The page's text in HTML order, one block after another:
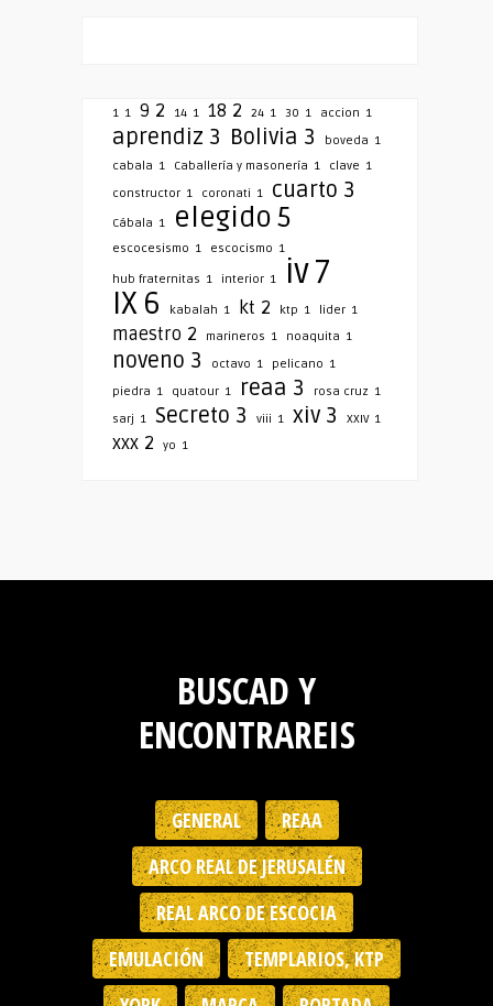
1 1 9 2 14 1 18 2 24 1 30 1 accion 1
aprendiz 3 Bolivia 3 boveda 1
cabala 1 Caballería y masonería 1 clave 1
constructor 1 coronati 1 cuarto 3
Cábala 1 elegido5
escocesismo 1 escocismo 1
hub fraternitas 1 interior 1 iv7
IX 6 kabalah 1 kt 2 ktp 1 lider 1
maestro 2 marineros 1 noaquita 1
noveno 3 octavo 1 pelicano 1
piedra 1 quatour 1 reaa 3 rosa cruz 1
sarj 1 Secreto 3 viii 1 xiv 3 XXIV 1
xxx 2 yo 1
BUSCAD Y
ENCONTRAREIS
GENERAL
REAA
ARCO REAL DE JERUSALÉN
REAL ARCO DE ESCOCIA
EMULACIÓN
TEMPLARIOS, KTP